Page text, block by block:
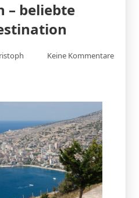
– beliebte
Keine Kommentare